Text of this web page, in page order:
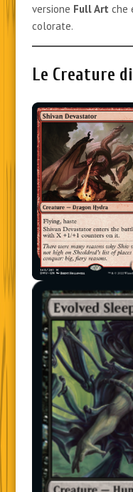
versione Full Art che
colorate.
Le Creature